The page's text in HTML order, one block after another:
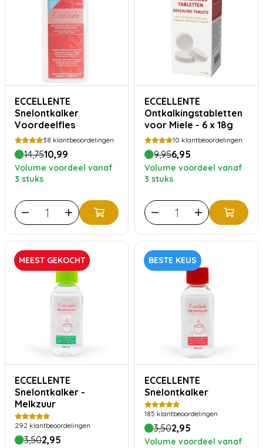
ECCELLENTE
Snelontkalker
Voordeelfles
38 klantbeoordelingen
14,7510,99
Volume voordeel vanaf
3 stuks
ECCELLENTE
Ontkalkingstabletten
voor Miele - 6 x 18g
10 klantbeoordelingen
9,956,95
Volume voordeel vanaf
3 stuks
MEEST GEKOCHT
ECCELLENTE
Snelontkalker -
Melkzuur
292 klantbeoordelingen
3,502,95
BESTE KEUS
ECCELLENTE
Snelontkalker
185 klantbeoordelingen
3,502,95
Volume voordeel vanaf